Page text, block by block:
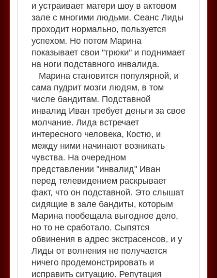
и устраивает матери шоу в актовом
зале с многими людьми. Сеанс Лиды
проходит нормально, пользуется
успехом. Но потом Марина
показывает свои "трюки" и поднимает
на ноги подставного инвалида.
Марина становится популярной, и
сама пудрит мозги людям, в том
числе бандитам. Подставной
инвалид Иван требует деньги за свое
молчание. Лида встречает
интересного человека, Костю, и
между ними начинают возникать
чувства. На очередном
представлении "инвалид" Иван
перед телевидением раскрывает
факт, что он подставной. Это слышат
сидящие в зале бандиты, которым
Марина пообещала выгодное дело,
но то не сработало. Сыпятся
обвинения в адрес экстрасенсов, и у
Лиды от волнения не получается
ничего продемонстрировать и
исправить ситуацию. Репутация